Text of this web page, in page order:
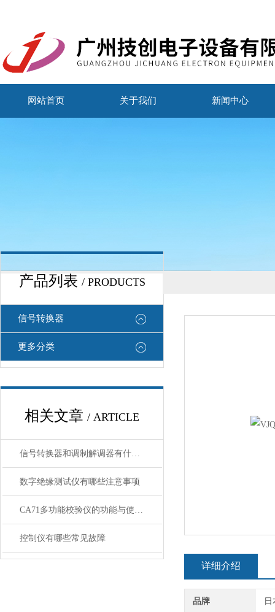
网站首页 关于我们 新闻中心
产品列表 / PRODUCTS
信号转换器
更多分类
相关文章 / ARTICLE
信号转换器和调制解调器有什么区别
数字绝缘测试仪有哪些注意事项
CA71多功能校验仪的功能与使用指南
控制仪有哪些常见故障
详细介绍
品牌